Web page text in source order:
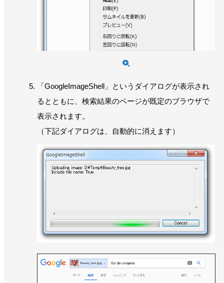
「GoogleImageShell」というダイアログが表示され
るとともに、検索結果のページが既定のブラウザで
表示されます。
（下記ダイアログは、自動的に消えます）